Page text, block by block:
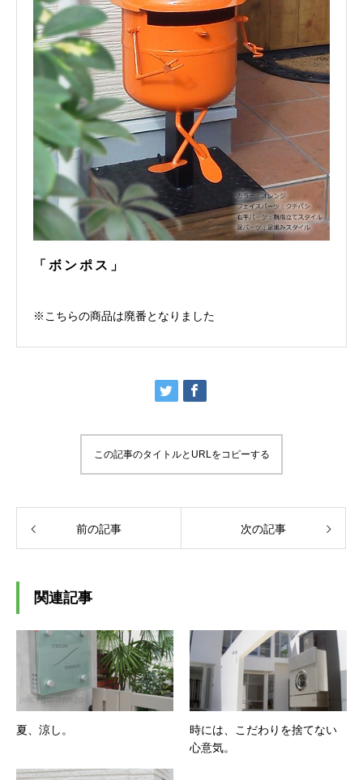
「ボンポス」
※こちらの商品は廃番となりました
この記事のタイトルとURLをコピーする
前の記事 次の記事
関連記事
夏、涼し。
時には、こだわりを捨てない
心意気。